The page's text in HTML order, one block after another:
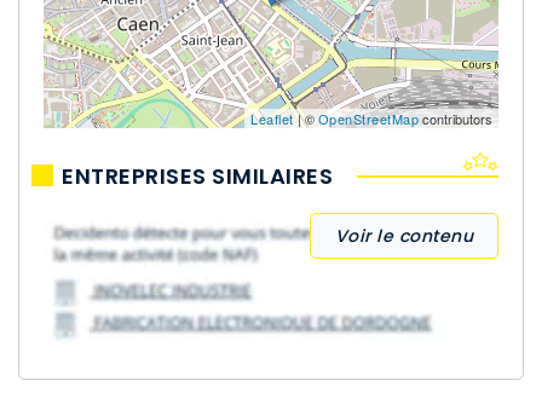
Leaflet| ©OpenStreetMapcontributors
ENTREPRISES SIMILAIRES
Voir le contenu